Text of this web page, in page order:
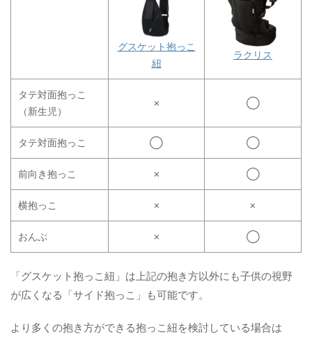
グスケット抱っこ
紐
ラクリス
タテ対面抱っこ
（新生児）
✗ ◯
タテ対面抱っこ ◯ ◯
前向き抱っこ ✗ ◯
横抱っこ ✗ ✗
おんぶ ✗ ◯
「グスケット抱っこ紐」は上記の抱き方以外にも子供の視野
が広くなる「サイド抱っこ」も可能です。
より多くの抱き方ができる抱っこ紐を検討している場合は